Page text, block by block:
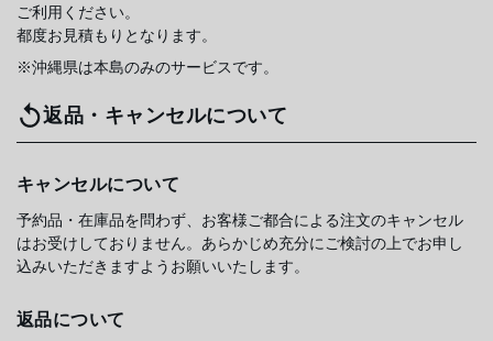
ご利用ください。
都度お見積もりとなります。
※沖縄県は本島のみのサービスです。
返品・キャンセルについて
キャンセルについて
予約品・在庫品を問わず、お客様ご都合による注文のキャンセル
はお受けしておりません。あらかじめ充分にご検討の上でお申し
込みいただきますようお願いいたします。
返品について